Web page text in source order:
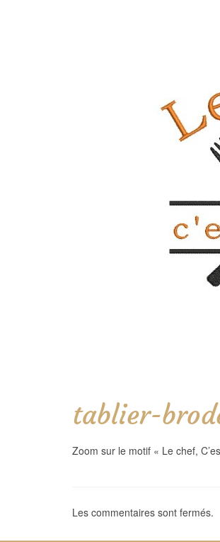
tablier-
Zoom sur le motif « Le chef,
Les commentaires sont fermés.